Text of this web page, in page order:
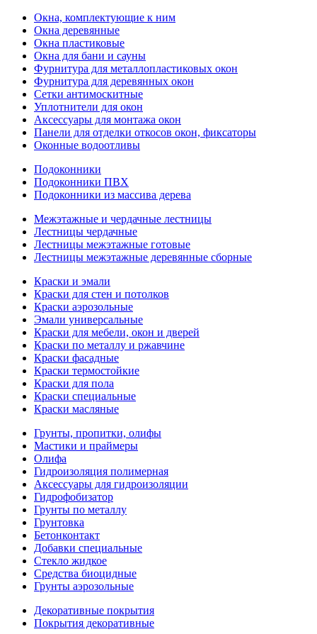
Окна, комплектующие к ним
Окна деревянные
Окна пластиковые
Окна для бани и сауны
Фурнитура для металлопластиковых окон
Фурнитура для деревянных окон
Сетки антимоскитные
Уплотнители для окон
Аксессуары для монтажа окон
Панели для отделки откосов окон, фиксаторы
Оконные водоотливы
Подоконники
Подоконники ПВХ
Подоконники из массива дерева
Межэтажные и чердачные лестницы
Лестницы чердачные
Лестницы межэтажные готовые
Лестницы межэтажные деревянные сборные
Краски и эмали
Краски для стен и потолков
Краски аэрозольные
Эмали универсальные
Краски для мебели, окон и дверей
Краски по металлу и ржавчине
Краски фасадные
Краски термостойкие
Краски для пола
Краски специальные
Краски масляные
Грунты, пропитки, олифы
Мастики и праймеры
Олифа
Гидроизоляция полимерная
Аксессуары для гидроизоляции
Гидрофобизатор
Грунты по металлу
Грунтовка
Бетонконтакт
Добавки специальные
Стекло жидкое
Средства биоцидные
Грунты аэрозольные
Декоративные покрытия
Покрытия декоративные